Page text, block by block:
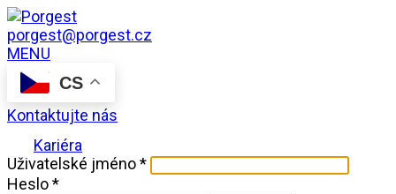
porgest@porgest.cz
MENU
CS
Kontaktujte nás
Kariéra
Uživatelské jméno*
Heslo*